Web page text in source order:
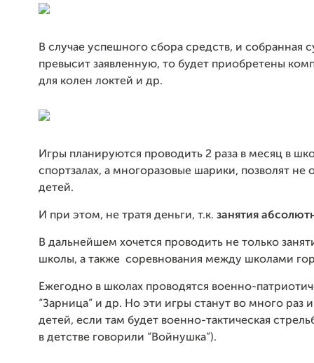
В случае успешного сбора средств, и собранная
превысит заявленную, то будет приобретены
для колен локтей и др.
Игры планируются проводить 2 раза в месяц в
спортзалах, а многоразовые шарики, позволят не
детей.
И при этом, не тратя деньги, т.к. занятия
В дальнейшем хочется проводить не только
школы, а также соревнования между школами
Ежегодно в школах проводятся военно-
“Зарница” и др. Но эти игры станут во много раз
детей, если там будет военно-тактическая
в детстве говорили “Войнушка”).